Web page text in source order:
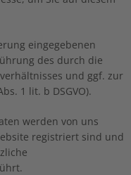
eingegebenen
des durch die
und ggf. zur
1 lit. b DSGVO).
werden von uns
registriert sind und